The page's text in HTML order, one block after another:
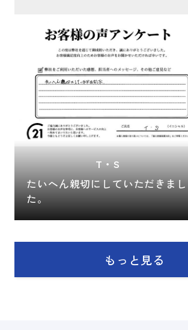
T・S
たいへん親切にしていただきまし
た。
もっと見る